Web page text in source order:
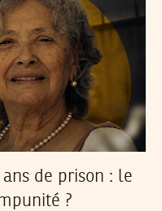
de prison : le
?